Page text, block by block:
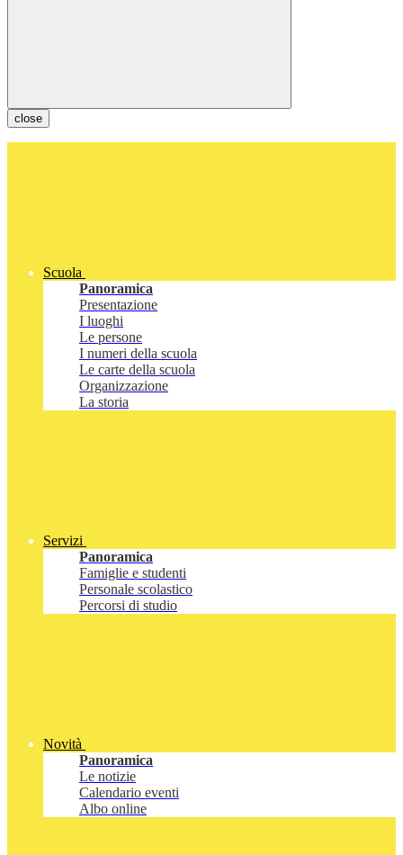
close
Scuola
Panoramica
Presentazione
I luoghi
Le persone
I numeri della scuola
Le carte della scuola
Organizzazione
La storia
Servizi
Panoramica
Famiglie e studenti
Personale scolastico
Percorsi di studio
Novità
Panoramica
Le notizie
Calendario eventi
Albo online